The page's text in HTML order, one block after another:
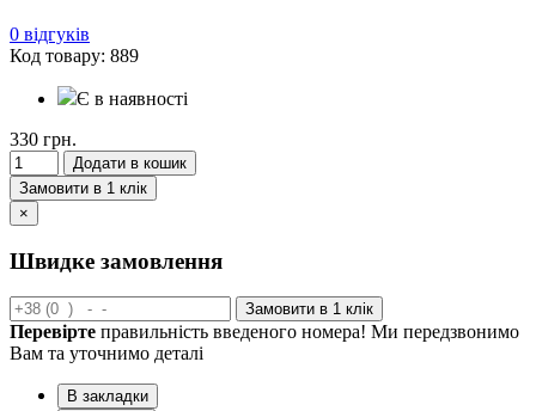
0 відгуків
Код товару: 889
Є в наявності
330 грн.
Додати в кошик
Замовити в 1 клік
×
Швидке замовлення
Замовити в 1 клік
Перевірте правильність введеного номера! Ми передзвонимо
Вам та уточнимо деталі
В закладки